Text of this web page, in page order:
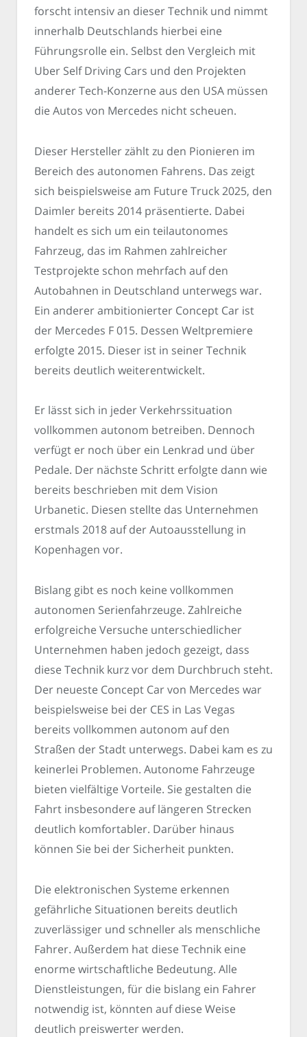
forscht intensiv an dieser Technik und nimmt
innerhalb Deutschlands hierbei eine
Führungsrolle ein. Selbst den Vergleich mit
Uber Self Driving Cars und den Projekten
anderer Tech-Konzerne aus den USA müssen
die Autos von Mercedes nicht scheuen.
Dieser Hersteller zählt zu den Pionieren im
Bereich des autonomen Fahrens. Das zeigt
sich beispielsweise am Future Truck 2025, den
Daimler bereits 2014 präsentierte. Dabei
handelt es sich um ein teilautonomes
Fahrzeug, das im Rahmen zahlreicher
Testprojekte schon mehrfach auf den
Autobahnen in Deutschland unterwegs war.
Ein anderer ambitionierter Concept Car ist
der Mercedes F 015. Dessen Weltpremiere
erfolgte 2015. Dieser ist in seiner Technik
bereits deutlich weiterentwickelt.
Er lässt sich in jeder Verkehrssituation
vollkommen autonom betreiben. Dennoch
verfügt er noch über ein Lenkrad und über
Pedale. Der nächste Schritt erfolgte dann wie
bereits beschrieben mit dem Vision
Urbanetic. Diesen stellte das Unternehmen
erstmals 2018 auf der Autoausstellung in
Kopenhagen vor.
Bislang gibt es noch keine vollkommen
autonomen Serienfahrzeuge. Zahlreiche
erfolgreiche Versuche unterschiedlicher
Unternehmen haben jedoch gezeigt, dass
diese Technik kurz vor dem Durchbruch steht.
Der neueste Concept Car von Mercedes war
beispielsweise bei der CES in Las Vegas
bereits vollkommen autonom auf den
Straßen der Stadt unterwegs. Dabei kam es zu
keinerlei Problemen. Autonome Fahrzeuge
bieten vielfältige Vorteile. Sie gestalten die
Fahrt insbesondere auf längeren Strecken
deutlich komfortabler. Darüber hinaus
können Sie bei der Sicherheit punkten.
Die elektronischen Systeme erkennen
gefährliche Situationen bereits deutlich
zuverlässiger und schneller als menschliche
Fahrer. Außerdem hat diese Technik eine
enorme wirtschaftliche Bedeutung. Alle
Dienstleistungen, für die bislang ein Fahrer
notwendig ist, könnten auf diese Weise
deutlich preiswerter werden.